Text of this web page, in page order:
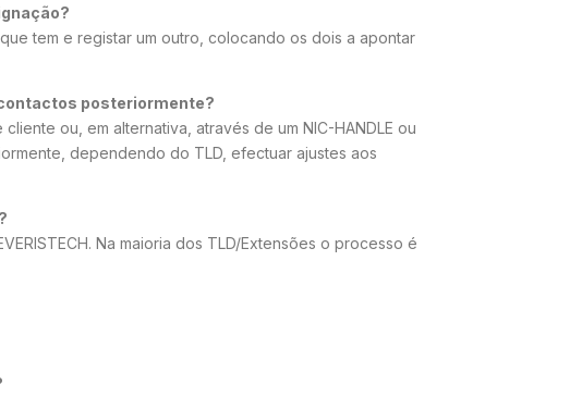
tem e registar um outro, colocando os dois a apontar
posteriormente?
ou, em alternativa, através de um NIC-HANDLE ou
dependendo do TLD, efectuar ajustes aos
Na maioria dos TLD/Extensões o processo é